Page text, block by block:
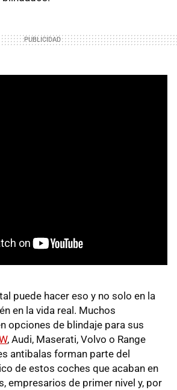
puede hacer eso y no solo en la
en la vida real. Muchos
opciones de blindaje para sus
, Audi, Maserati, Volvo o Range
antibalas forman parte del
de estos coches que acaban en
empresarios de primer nivel y, por